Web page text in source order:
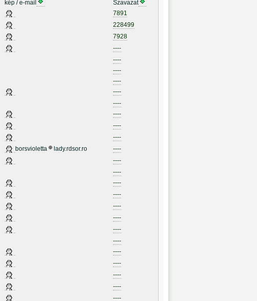
kép / e-mail Szavazat
7891
228499
7928
----
----
----
----
----
----
----
----
----
borsvioletta lady.rdsor.ro ----
----
----
----
----
----
----
----
----
----
----
----
----
----